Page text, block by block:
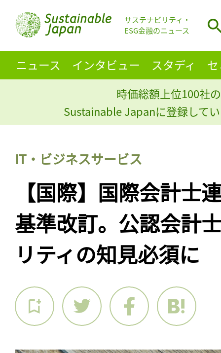
サステナビリティ・
ESG金融のニュース
ニュース インタビュー スタディ
時価総額上位100社
Sustainable Japanに登録して
IT・ビジネスサービス
【国際】国際会計士
基準改訂。公認会計
リティの知見必須に